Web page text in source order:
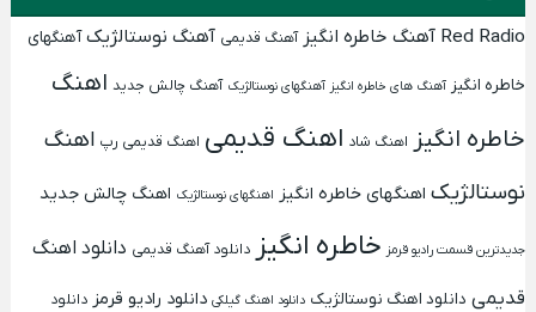
Red Radio آهنگ خاطره انگیز آهنگ قدیمی آهنگ نوستالژیک آهنگهای
خاطره انگیز آهنگ های خاطره انگیز آهنگهای نوستالژیک آهنگ چالش جدید اهنگ
خاطره انگیز
اهنگ شاد اهنگ قدیمی اهنگ قدیمی رپ اهنگ
نوستالژیک اهنگهای خاطره انگیز اهنگهای نوستالژیک اهنگ چالش جدید
جدیدترین قسمت رادیو قرمز خاطره انگیز دانلود آهنگ قدیمی دانلود اهنگ
قدیمی دانلود اهنگ نوستالژیک دانلود اهنگ گیلکی دانلود رادیو قرمز دانلود